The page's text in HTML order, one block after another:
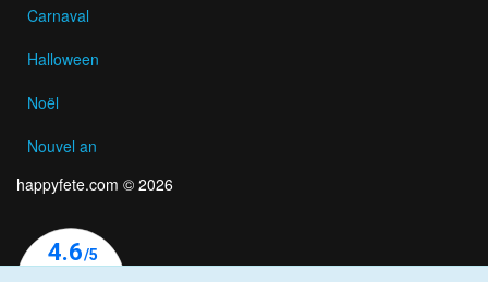
Carnaval
Halloween
Noël
Nouvel an
happyfete.com © 2026